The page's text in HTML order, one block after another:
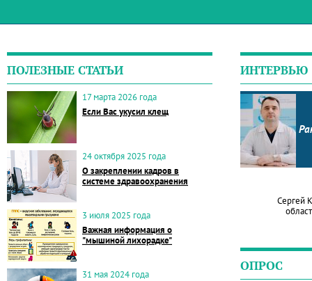
ПОЛЕЗНЫЕ СТАТЬИ
17 марта 2026 года
Если Вас укусил клещ
24 октября 2025 года
О закреплении кадров в
системе здравоохранения
3 июля 2025 года
Важная информация о
"мышиной лихорадке"
31 мая 2024 года
ИНТЕРВЬЮ
Сергей
ОПРОС